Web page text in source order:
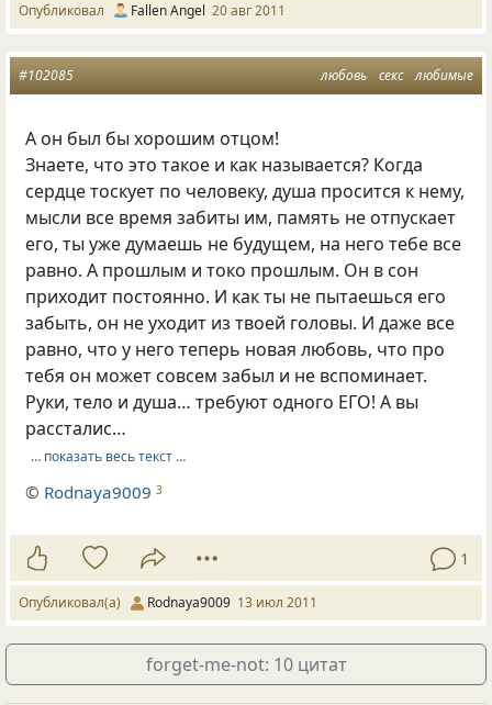
Опубликовал Fallen Angel 20 авг 2011
любовь секс любимые
#102085
А он был бы хорошим отцом!
Знаете, что это такое и как называется? Когда
сердце тоскует по человеку, душа просится к нему,
мысли все время забиты им, память не отпускает
его, ты уже думаешь не будущем, на него тебе все
равно. А прошлым и токо прошлым. Он в сон
приходит постоянно. И как ты не пытаешься его
забыть, он не уходит из твоей головы. И даже все
равно, что у него теперь новая любовь, что про
тебя он может совсем забыл и не вспоминает.
Руки, тело и душа… требуют одного ЕГО! А вы
рассталис…
… показать весь текст …
© Rodnaya9009 3
1
Опубликовал(а) Rodnaya9009 13 июл 2011
forget-me-not: 10 цитат